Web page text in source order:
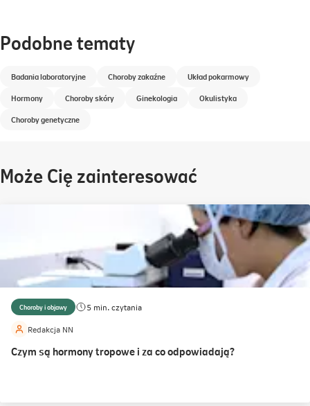
Podobne tematy
Badania laboratoryjne Choroby zakaźne
Układ pokarmowy
Hormony
Choroby skóry Ginekologia
Okulistyka
Choroby genetyczne
Może Cię zainteresować
Choroby i objawy
5 min. czytania
Redakcja NN
Czym są hormony tropowe i za co odpowiadają?